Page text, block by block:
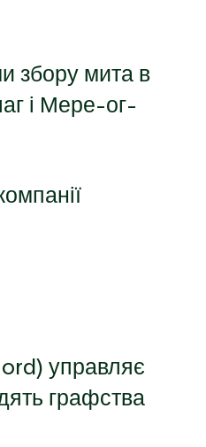
збору мита в
і Мере-ог-
управляє
графства